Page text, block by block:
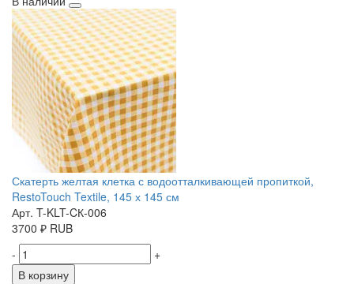
Скатерть желтая клетка с водоотталкивающей пропиткой,
RestoTouch Textile, 145 х 145 см
Арт. T-KLT-CК-006
3700 ₽ RUB
-
+
В корзину